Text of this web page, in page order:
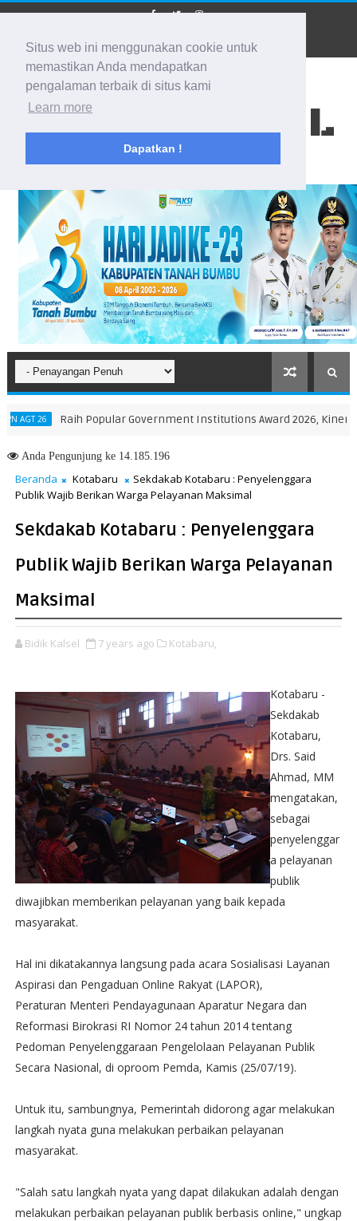
Situs web ini menggunakan cookie untuk
memastikan Anda mendapatkan
pengalaman terbaik di situs kami
Learn more
Dapatkan !
BIDIK KALSEL
Membidik Ke Segala Arah
26 Raih Popular Government Institutions Award 2026, Kinerja
AndaPengunjung ke 14.185.196
Beranda Kotabaru
Sekdakab Kotabaru : Penyelenggara
Publik Wajib Berikan Warga Pelayanan Maksimal
Sekdakab Kotabaru : Penyelenggara
Publik Wajib Berikan Warga Pelayanan
Maksimal
Bidik Kalsel 7 years ago Kotabaru,
Kotabaru -
Sekdakab
Kotabaru,
Drs. Said
Ahmad, MM
mengatakan,
sebagai
penyelenggar
a pelayanan
publik
diwajibkan memberikan pelayanan yang baik kepada
masyarakat.
Hal ini dikatakannya langsung pada acara Sosialisasi Layanan
Aspirasi dan Pengaduan Online Rakyat (LAPOR),
Peraturan Menteri Pendayagunaan Aparatur Negara dan
Reformasi Birokrasi RI Nomor 24 tahun 2014 tentang
Pedoman Penyelenggaraan Pengelolaan Pelayanan Publik
Secara Nasional, di oproom Pemda, Kamis (25/07/19).
Untuk itu, sambungnya, Pemerintah didorong agar melakukan
langkah nyata guna melakukan perbaikan pelayanan
masyarakat.
"Salah satu langkah nyata yang dapat dilakukan adalah dengan
melakukan perbaikan pelayanan publik berbasis online," ungkap